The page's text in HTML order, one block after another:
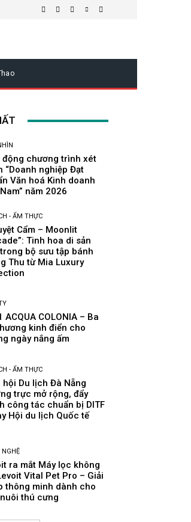
động chương trình xét
“Doanh nghiệp Đạt
Văn hoá Kinh doanh
năm 2026
- ẨM THỰC
Cẩm – Moonlit
Tinh hoa di sản
bộ sưu tập bánh
Thu từ Mia Luxury
ACQUA COLONIA – Ba
kinh điển cho
ngày nắng ấm
- ẨM THỰC
hội Du lịch Đà Nẵng
trực mở rộng, đẩy
công tác chuẩn bị DITF
Hội du lịch Quốc tế
NGHỆ
ra mắt Máy lọc không
Vital Pet Pro – Giải
thông minh dành cho
thú cưng